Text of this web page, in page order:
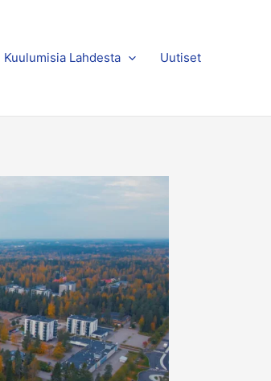
Kuulumisia Lahdesta Uutiset